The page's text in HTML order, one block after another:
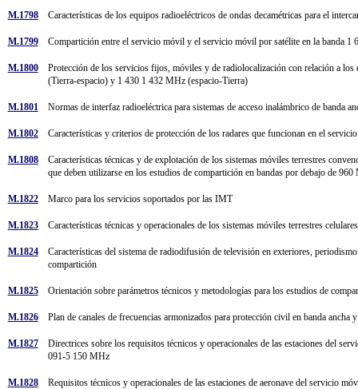
M.1798 Características de los equipos radioeléctricos de ondas decamétricas para el
M.1799 Compartición entre el servicio móvil y el servicio móvil por satélite en la banda
M.1800
Protección de los servicios fijos, móviles y de radiolocalización con relación a
(Tierra-espacio) y 1 430 1 432 MHz (espacio-Tierra)
M.1801 Normas de interfaz radioeléctrica para sistemas de acceso inalámbrico de
M.1802 Características y criterios de protección de los radares que funcionan en el
M.1808
Características técnicas y de explotación de los sistemas móviles terrestres
que deben utilizarse en los estudios de compartición en bandas por debajo de
M.1822 Marco para los servicios soportados por las IMT
M.1823 Características técnicas y operacionales de los sistemas móviles terrestres
M.1824
Características del sistema de radiodifusión de televisión en exteriores,
compartición
M.1825 Orientación sobre parámetros técnicos y metodologías para los estudios de
M.1826 Plan de canales de frecuencias armonizados para protección civil en banda
M.1827
Directrices sobre los requisitos técnicos y operacionales de las estaciones del
091-5 150 MHz
M.1828 Requisitos técnicos y operacionales de las estaciones de aeronave del servicio